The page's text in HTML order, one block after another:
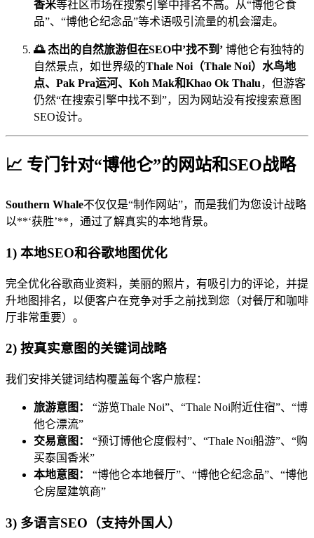
香米等社区市场在搜索引擎中排名不高。从“博他仑食
品”、“博他仑纪念品”等术语吸引流量的机会溜走。
🌅 杰出的自然旅游但在SEO中’找不到’ 博他仑有独特的
自然景点，如世界级的Thale Noi（Thale Noi） 水鸟地
点、 Pak Pra运河、 Koh Mak和Khao Ok Thalu，但游客
仍然“在搜索引擎中找不到”，因为网站没有按搜索意图
SEO设计。
📈 专门针对“博他仑”的网站和SEO战略
Southern Whale不仅仅是“制作网站”，而是我们为您设计战略
以**‘获胜’**，通过了解真实的本地背景。
1) 本地SEO和谷歌地图优化
完全优化谷歌商业资料，美丽的照片，有吸引力的评论，并提
升地图排名，以便客户在竞争对手之前找到您（对餐厅和咖啡
厅非常重要）。
2) 按真实意图的关键词战略
我们安排关键词结构覆盖每个客户旅程：
旅游意图：
“游览Thale Noi”、“Thale Noi附近住宿”、“博
他仑漂流”
交易意图：
“预订博他仑度假村”、“Thale Noi船游”、“购
买泰国香米”
本地意图：
“博他仑本地餐厅”、“博他仑纪念品”、“博他
仑房屋建筑商”
3) 多语言SEO（支持外国人）